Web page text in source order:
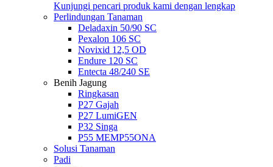
Kunjungi pencari produk kami dengan lengkap
Perlindungan Tanaman
Deladaxin 50/90 SC
Pexalon 106 SC
Novixid 12,5 OD
Endure 120 SC
Entecta 48/240 SE
Benih Jagung
Ringkasan
P27 Gajah
P27 LumiGEN
P32 Singa
P55 MEMP55ONA
Solusi Tanaman
Padi